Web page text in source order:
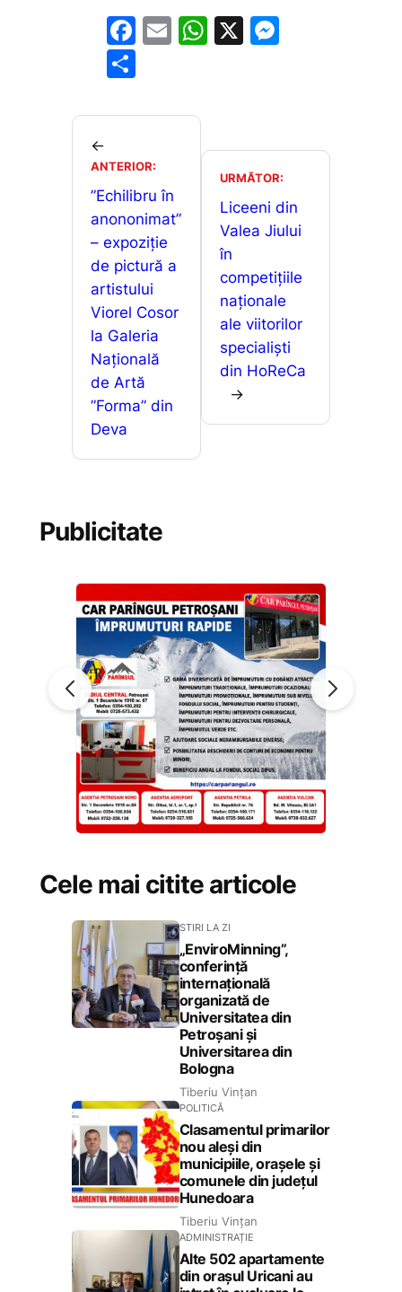
F
e
o
o
k
E
l
W
A
p
p
X
e
n
g
er
ta
a
z
ă
←
ANTERIOR:
”Echilibru în
anononimat”
– expoziție
de pictură a
artistului
Viorel Cosor
la Galeria
Națională
de Artă
”Forma” din
Deva
URMĂTOR:
Liceeni din
Valea Jiului
în
competițiile
naționale
ale viitorilor
specialiști
din HoReCa
→
Publicitate
Cele mai citite articole
STIRI LA ZI
„EnviroMinning”,
conferință
internațională
organizată de
Universitatea din
Petroșani și
Universitarea din
Bologna
Tiberiu Vințan
POLITICĂ
Clasamentul primarilor
nou aleși din
municipiile, orașele și
comunele din județul
Hunedoara
Tiberiu Vințan
ADMINISTRAȚIE
Alte 502 apartamente
din orașul Uricani au